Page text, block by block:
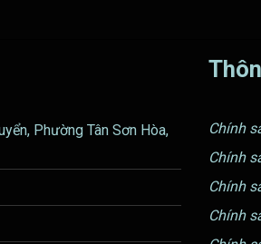
Phường Tân Sơn Hòa,
Chính
Chính
Chính
Chính